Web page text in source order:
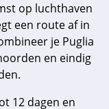
op luchthaven
een route af in
je Puglia
en eindig
12 dagen en